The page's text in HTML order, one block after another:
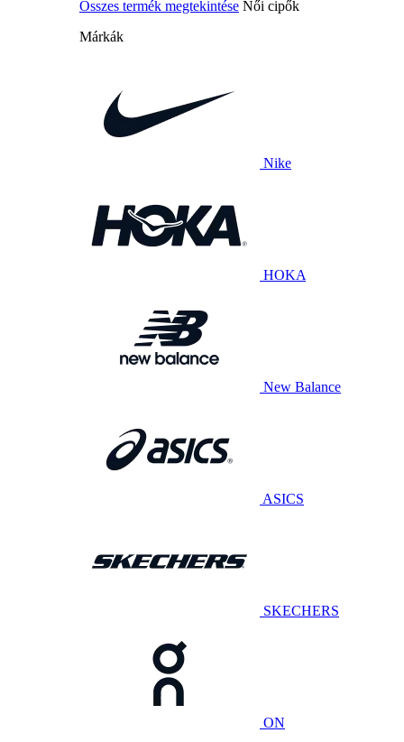
Összes termék megtekintése Női cipők
Márkák
Nike
HOKA
New Balance
ASICS
SKECHERS
ON